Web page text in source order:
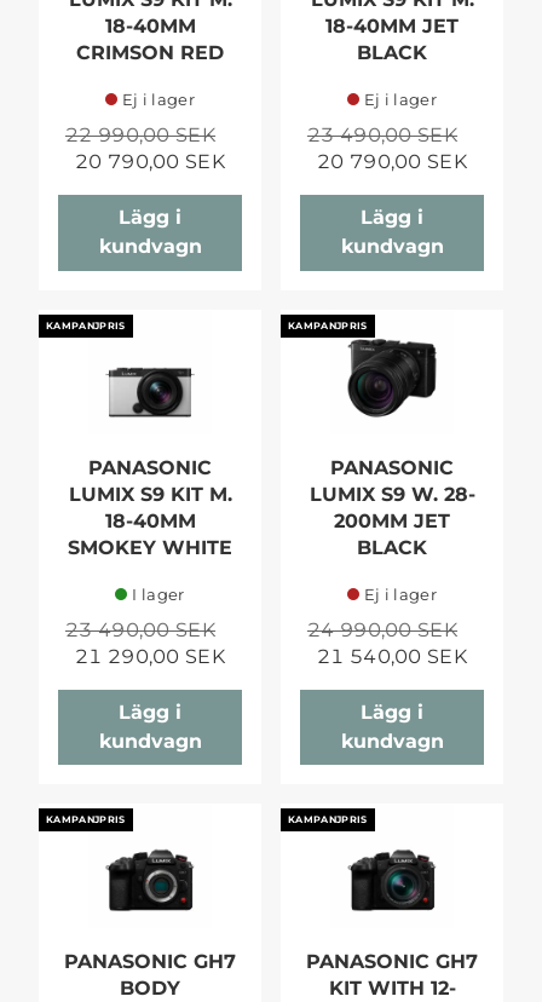
18-40MM
CRIMSON RED
Ej i lager
22 990,00 SEK
20 790,00 SEK
Lägg i
kundvagn
18-40MM JET
BLACK
Ej i lager
23 490,00 SEK
20 790,00 SEK
Lägg i
kundvagn
KAMPANJPRIS
PANASONIC
LUMIX S9 KIT M.
18-40MM
SMOKEY WHITE
I lager
23 490,00 SEK
21 290,00 SEK
Lägg i
kundvagn
KAMPANJPRIS
PANASONIC
LUMIX S9 W. 28-
200MM JET
BLACK
Ej i lager
24 990,00 SEK
21 540,00 SEK
Lägg i
kundvagn
KAMPANJPRIS
PANASONIC GH7
BODY
KAMPANJPRIS
PANASONIC GH7
KIT WITH 12-